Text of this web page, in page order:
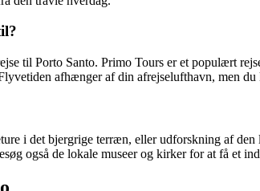
til Porto Santo. Primo Tours er et populært
afhænger af din afrejselufthavn, men
i det bjergrige terræn, eller udforskning af
også de lokale museer og kirker for at få et